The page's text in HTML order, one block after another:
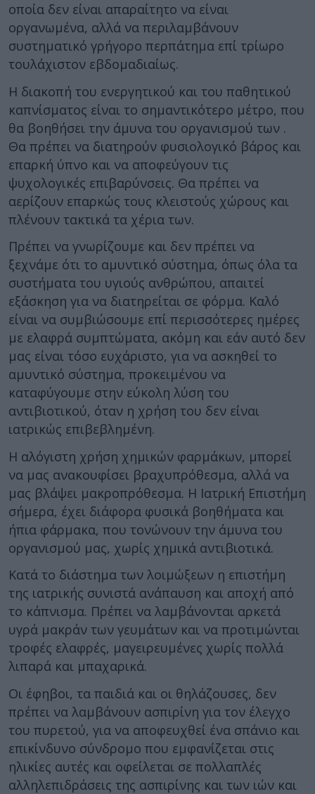
οποία δεν είναι απαραίτητο να είναι
οργανωμένα, αλλά να περιλαμβάνουν
συστηματικό γρήγορο περπάτημα επί τρίωρο
τουλάχιστον εβδομαδιαίως.
Η διακοπή του ενεργητικού και του παθητικού
καπνίσματος είναι το σημαντικότερο μέτρο, που
θα βοηθήσει την άμυνα του οργανισμού των .
Θα πρέπει να διατηρούν φυσιολογικό βάρος και
επαρκή ύπνο και να αποφεύγουν τις
ψυχολογικές επιβαρύνσεις. Θα πρέπει να
αερίζουν επαρκώς τους κλειστούς χώρους και
πλένουν τακτικά τα χέρια των.
Πρέπει να γνωρίζουμε και δεν πρέπει να
ξεχνάμε ότι το αμυντικό σύστημα, όπως όλα τα
συστήματα του υγιούς ανθρώπου, απαιτεί
εξάσκηση για να διατηρείται σε φόρμα. Καλό
είναι να συμβιώσουμε επί περισσότερες ημέρες
με ελαφρά συμπτώματα, ακόμη και εάν αυτό δεν
μας είναι τόσο ευχάριστο, για να ασκηθεί το
αμυντικό σύστημα, προκειμένου να
καταφύγουμε στην εύκολη λύση του
αντιβιοτικού, όταν η χρήση του δεν είναι
ιατρικώς επιβεβλημένη.
Η αλόγιστη χρήση χημικών φαρμάκων, μπορεί
να μας ανακουφίσει βραχυπρόθεσμα, αλλά να
μας βλάψει μακροπρόθεσμα. Η Ιατρική Επιστήμη
σήμερα, έχει διάφορα φυσικά βοηθήματα και
ήπια φάρμακα, που τονώνουν την άμυνα του
οργανισμού μας, χωρίς χημικά αντιβιοτικά.
Κατά το διάστημα των λοιμώξεων η επιστήμη
της ιατρικής συνιστά ανάπαυση και αποχή από
το κάπνισμα. Πρέπει να λαμβάνονται αρκετά
υγρά μακράν των γευμάτων και να προτιμώνται
τροφές ελαφρές, μαγειρευμένες χωρίς πολλά
λιπαρά και μπαχαρικά.
Οι έφηβοι, τα παιδιά και οι θηλάζουσες, δεν
πρέπει να λαμβάνουν ασπιρίνη για τον έλεγχο
του πυρετού, για να αποφευχθεί ένα σπάνιο και
επικίνδυνο σύνδρομο που εμφανίζεται στις
ηλικίες αυτές και οφείλεται σε πολλαπλές
αλληλεπιδράσεις της ασπιρίνης και των ιών και